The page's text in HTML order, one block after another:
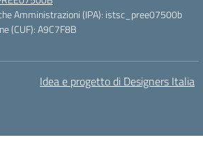
Amministrazioni (IPA): istsc_pree07500b
(CUF): A9C7F8B
Idea e progetto di Designers Italia